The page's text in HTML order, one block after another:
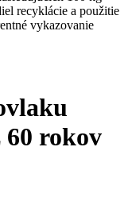
recyklácie a použitie
vykazovanie
rokov